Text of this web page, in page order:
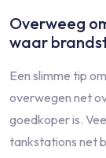
Overweeg
waar
Een slimme tip
overwegen net
goedkoper is.
tankstations net